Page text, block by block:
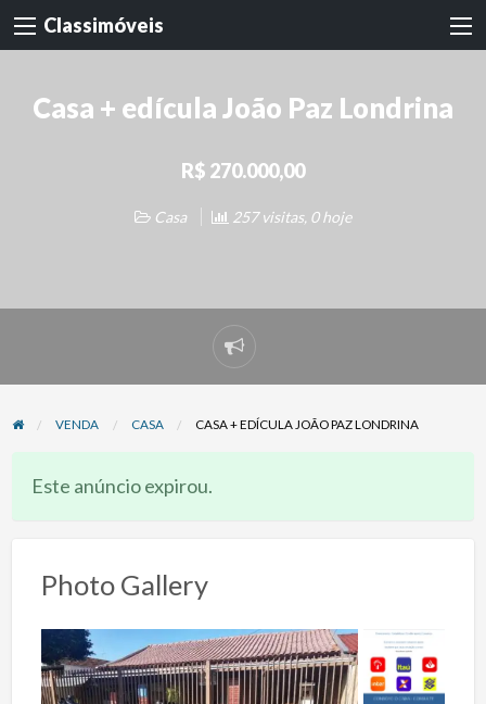
Classimóveis
Casa + edícula João Paz Londrina
R$ 270.000,00
Casa 257 visitas, 0 hoje
Denunciar
problema
VENDA CASA CASA + EDÍCULA JOÃO PAZ LONDRINA
Este anúncio expirou.
Photo Gallery